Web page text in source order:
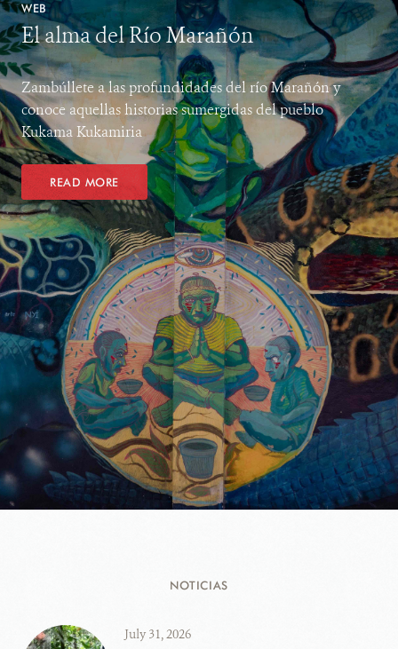
WEB
El alma del Río Marañón
Zambúllete a las profundidades del río Marañón y
conoce aquellas historias sumergidas del pueblo
Kukama Kukamiria
READ MORE
NOTICIAS
July 31, 2026